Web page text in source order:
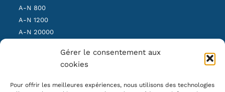
Gérer le consentement aux
cookies
Pour offrir les meilleures expériences, nous utilisons des technologies
A-N 800
A-N 1200
A-N 20000